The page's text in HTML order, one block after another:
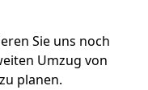
Sie uns noch
Umzug von
planen.